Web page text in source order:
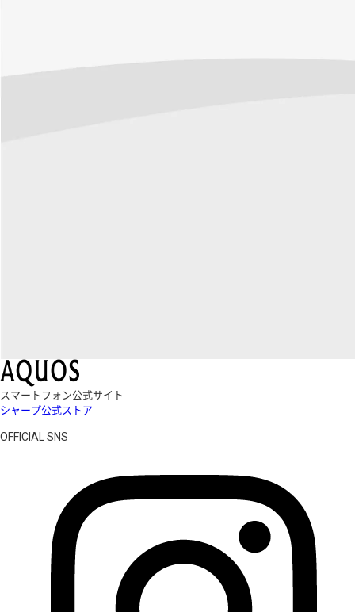
スマートフォン公式サイト
シャープ公式ストア
OFFICIAL SNS